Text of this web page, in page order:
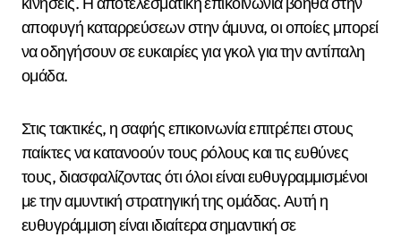
αποφυγή καταρρεύσεων στην άμυνα, οι οποίες μπορεί
να οδηγήσουν σε ευκαιρίες για γκολ για την αντίπαλη
ομάδα.
Στις τακτικές, η σαφής επικοινωνία επιτρέπει στους
παίκτες να κατανοούν τους ρόλους και τις ευθύνες
τους, διασφαλίζοντας ότι όλοι είναι ευθυγραμμισμένοι
με την αμυντική στρατηγική της ομάδας. Αυτή η
ευθυγράμμιση είναι ιδιαίτερα σημαντική σε